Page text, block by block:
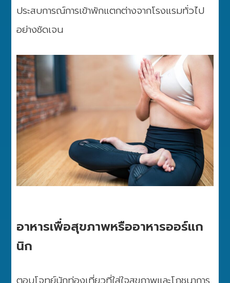
ประสบการณ์การเข้าพักแตกต่างจากโรงแรมทั่วไป
อย่างชัดเจน
อาหารเพื่อสุขภาพหรืออาหารออร์แก
นิก